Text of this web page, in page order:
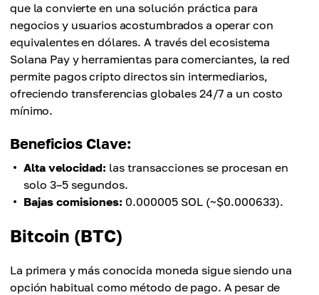
que la convierte en una solución práctica para
negocios y usuarios acostumbrados a operar con
equivalentes en dólares. A través del ecosistema
Solana Pay y herramientas para comerciantes, la red
permite pagos cripto directos sin intermediarios,
ofreciendo transferencias globales 24/7 a un costo
mínimo.
Beneficios Clave:
Alta velocidad: las transacciones se procesan en
solo 3–5 segundos.
Bajas comisiones: 0.000005 SOL (~$0.000633).
Bitcoin (BTC)
La primera y más conocida moneda sigue siendo una
opción habitual como método de pago. A pesar de